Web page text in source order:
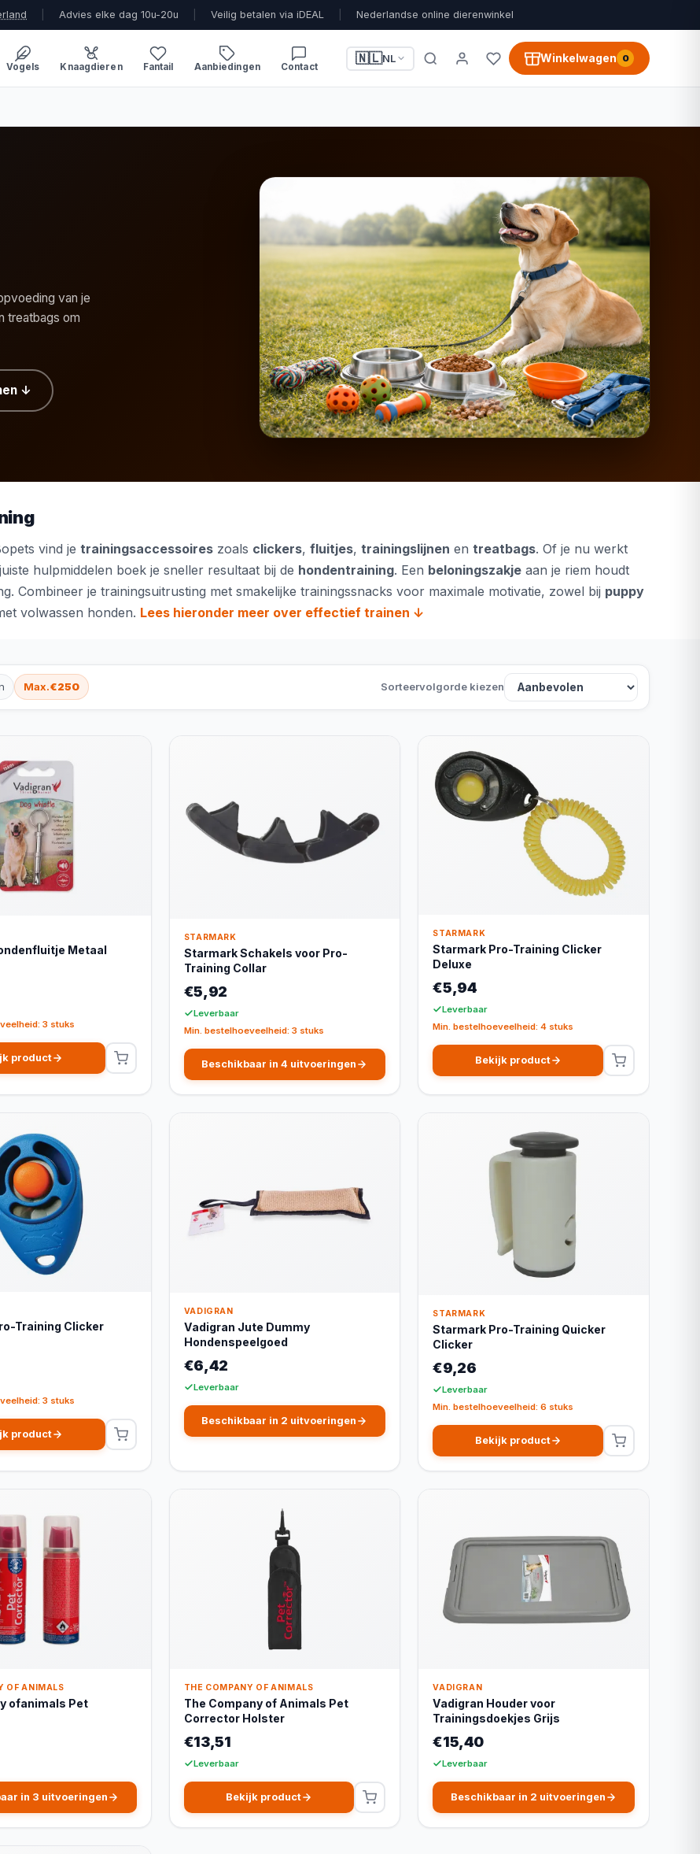
Advies elke dag 10u-20u Veilig betalen via iDEAL Nederlandse online dierenwinkel
Vogels Knaagdieren Fantail Aanbiedingen Contact
🇳🇱NL Winkelwagen 0
van je
treatbags om
↓
vind je trainingsaccessoires zoals clickers, fluitjes, trainingslijnen en treatbags. Of je nu werkt
hulpmiddelen boek je sneller resultaat bij de hondentraining. Een beloningszakje aan je riem houdt
Combineer je trainingsuitrusting met smakelijke trainingssnacks voor maximale motivatie, zowel bij puppy
volwassen honden. Lees hieronder meer over effectief trainen ↓
Max.€250 Sorteervolgorde kiezen
Metaal
3 stuks
product
STARMARK
Starmark Schakels voor Pro-
Training Collar
€5,92
Leverbaar
Min. bestelhoeveelheid: 3 stuks
Beschikbaar in 4 uitvoeringen
STARMARK
Starmark Pro-Training Clicker
Deluxe
€5,94
Leverbaar
Min. bestelhoeveelheid: 4 stuks
Bekijk product
Training Clicker
3 stuks
product
VADIGRAN
Vadigran Jute Dummy
Hondenspeelgoed
€6,42
Leverbaar
Beschikbaar in 2 uitvoeringen
STARMARK
Starmark Pro-Training Quicker
Clicker
€9,26
Leverbaar
Min. bestelhoeveelheid: 6 stuks
Bekijk product
OF ANIMALS
ofanimals Pet
in 3 uitvoeringen
THE COMPANY OF ANIMALS
The Company of Animals Pet
Corrector Holster
€13,51
Leverbaar
Bekijk product
VADIGRAN
Vadigran Houder voor
Trainingsdoekjes Grijs
€15,40
Leverbaar
Beschikbaar in 2 uitvoeringen